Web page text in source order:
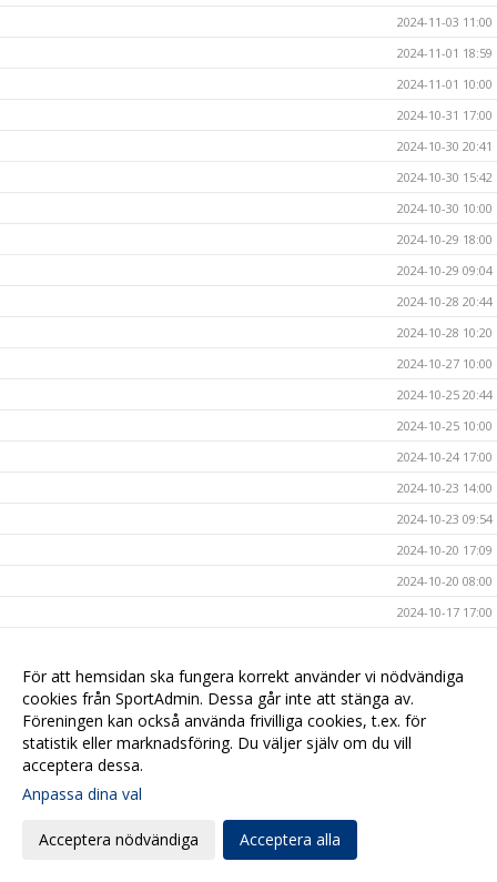
2024-11-03 11:00
2024-11-01 18:59
2024-11-01 10:00
2024-10-31 17:00
2024-10-30 20:41
2024-10-30 15:42
2024-10-30 10:00
2024-10-29 18:00
2024-10-29 09:04
2024-10-28 20:44
2024-10-28 10:20
2024-10-27 10:00
2024-10-25 20:44
2024-10-25 10:00
2024-10-24 17:00
2024-10-23 14:00
2024-10-23 09:54
2024-10-20 17:09
2024-10-20 08:00
2024-10-17 17:00
2024-10-16 08:00
2024-10-15 10:40
2024-10-14 15:47
För att hemsidan ska fungera korrekt använder vi nödvändiga
cookies från SportAdmin. Dessa går inte att stänga av.
Föreningen kan också använda frivilliga cookies, t.ex. för
statistik eller marknadsföring. Du väljer själv om du vill
acceptera dessa.
Anpassa dina val
Acceptera nödvändiga Acceptera alla